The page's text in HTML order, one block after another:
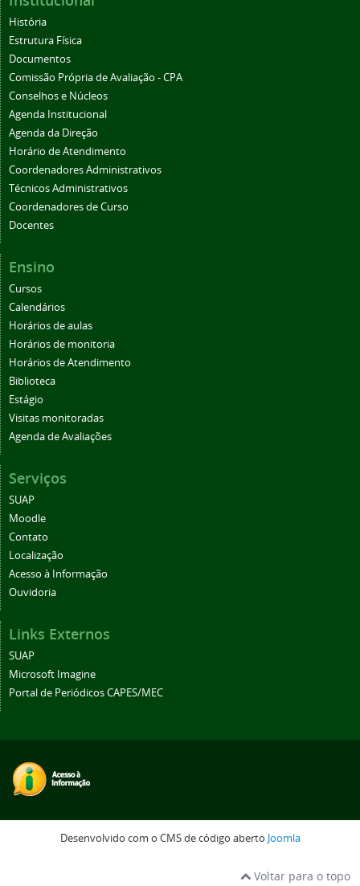
História
Estrutura Física
Documentos
Comissão Própria de Avaliação - CPA
Conselhos e Núcleos
Agenda Institucional
Agenda da Direção
Horário de Atendimento
Coordenadores Administrativos
Técnicos Administrativos
Coordenadores de Curso
Docentes
Ensino
Cursos
Calendários
Horários de aulas
Horários de monitoria
Horários de Atendimento
Biblioteca
Estágio
Visitas monitoradas
Agenda de Avaliações
Serviços
SUAP
Moodle
Contato
Localização
Acesso à Informação
Ouvidoria
Links Externos
SUAP
Microsoft Imagine
Portal de Periódicos CAPES/MEC
Desenvolvido com o CMS de código aberto Joomla
Voltar para o topo